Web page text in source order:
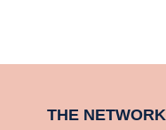
THE NETWORK